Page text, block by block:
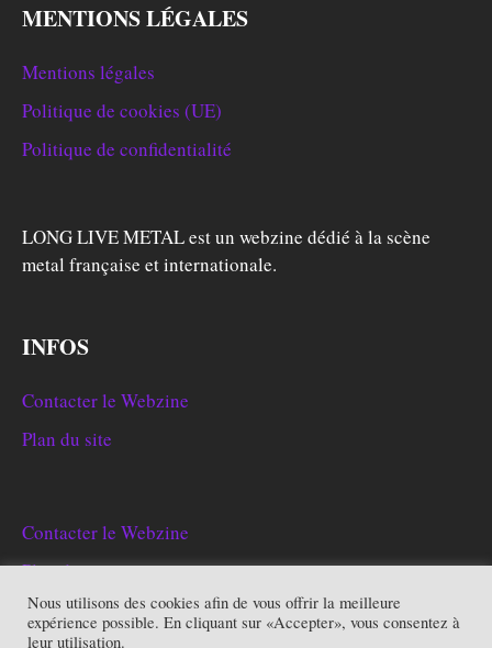
MENTIONS LÉGALES
Mentions légales
Politique de cookies (UE)
Politique de confidentialité
LONG LIVE METAL est un webzine dédié à la scène
metal française et internationale.
INFOS
Contacter le Webzine
Plan du site
Contacter le Webzine
Plan du site
Nous utilisons des cookies afin de vous offrir la meilleure
expérience possible. En cliquant sur «Accepter», vous consentez à
leur utilisation.